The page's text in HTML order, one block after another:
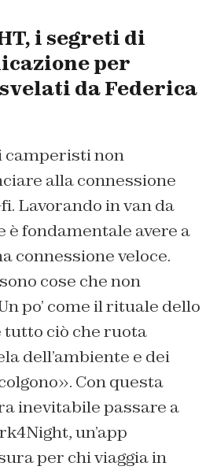
i segreti di
per
da Federica
camperisti non
alla connessione
Lavorando in van da
è fondamentale avere a
connessione veloce.
cose che non
po’ come il rituale dello
tutto ciò che ruota
dell’ambiente e dei
Con questa
inevitabile passare a
un’app
per chi viaggia in